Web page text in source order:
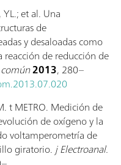
YL.; et al. Una
de
y desaloadas como
reacción de reducción de
2013, 280–
t METRO. Medición de
de oxígeno y la
voltamperometría de
giratorio. j Electroanal.